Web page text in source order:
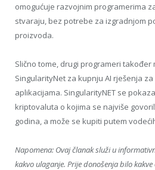
omogućuje razvojnim programerima
stvaraju, bez potrebe za izgradnjom
proizvoda.
Slično tome, drugi programeri također
SingularityNet za kupnju AI rješenja
aplikacijama. SingularityNET se
kriptovaluta o kojima se najviše
godina, a može se kupiti putem
Napomena: Ovaj članak služi u
kakvo ulaganje. Prije donošenja bilo